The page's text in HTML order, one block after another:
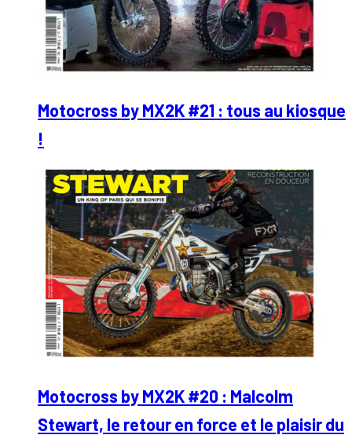
Motocross by MX2K #21 : tous au kiosque
!
Motocross by MX2K #20 : Malcolm
Stewart, le retour en force et le plaisir du